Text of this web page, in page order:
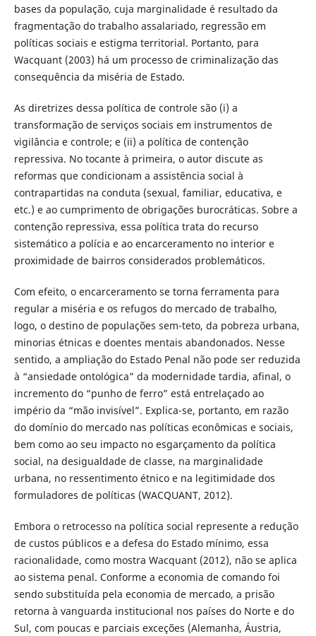
bases da população, cuja marginalidade é resultado da
fragmentação do trabalho assalariado, regressão em
políticas sociais e estigma territorial. Portanto, para
Wacquant (2003) há um processo de criminalização das
consequência da miséria de Estado.
As diretrizes dessa política de controle são (i) a
transformação de serviços sociais em instrumentos de
vigilância e controle; e (ii) a política de contenção
repressiva. No tocante à primeira, o autor discute as
reformas que condicionam a assistência social à
contrapartidas na conduta (sexual, familiar, educativa, e
etc.) e ao cumprimento de obrigações burocráticas. Sobre a
contenção repressiva, essa política trata do recurso
sistemático a polícia e ao encarceramento no interior e
proximidade de bairros considerados problemáticos.
Com efeito, o encarceramento se torna ferramenta para
regular a miséria e os refugos do mercado de trabalho,
logo, o destino de populações sem-teto, da pobreza urbana,
minorias étnicas e doentes mentais abandonados. Nesse
sentido, a ampliação do Estado Penal não pode ser reduzida
à “ansiedade ontológica” da modernidade tardia, afinal, o
incremento do “punho de ferro” está entrelaçado ao
império da “mão invisível”. Explica-se, portanto, em razão
do domínio do mercado nas políticas econômicas e sociais,
bem como ao seu impacto no esgarçamento da política
social, na desigualdade de classe, na marginalidade
urbana, no ressentimento étnico e na legitimidade dos
formuladores de políticas (WACQUANT, 2012).
Embora o retrocesso na política social represente a redução
de custos públicos e a defesa do Estado mínimo, essa
racionalidade, como mostra Wacquant (2012), não se aplica
ao sistema penal. Conforme a economia de comando foi
sendo substituída pela economia de mercado, a prisão
retorna à vanguarda institucional nos países do Norte e do
Sul, com poucas e parciais exceções (Alemanha, Áustria,